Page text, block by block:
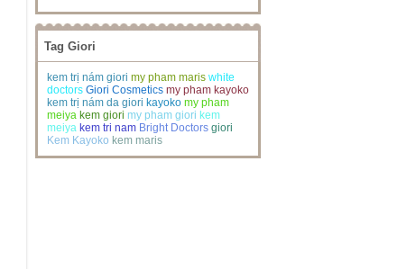
Tag Giori
kem trị nám giori my pham maris white
doctors Giori Cosmetics my pham kayoko
kem trị nám da giori kayoko my pham
meiya kem giori my pham giori kem
meiya kem tri nam Bright Doctors giori
Kem Kayoko kem maris